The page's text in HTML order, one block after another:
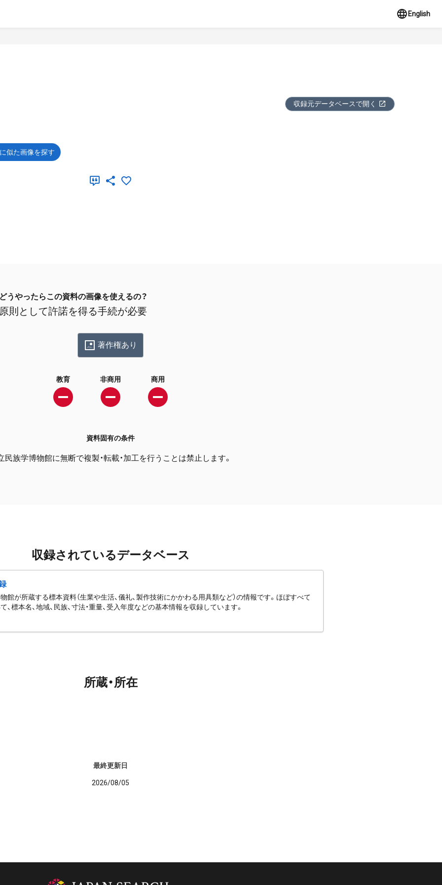
English
収録元データベースで開く
似た画像を探す
どうやったらこの資料の画像を使えるの？
原則として許諾を得る手続が必要
著作権あり
教育 非商用 商用
資料固有の条件
民族学博物館に無断で複製・転載・加工を行うことは禁止します。
収録されているデータベース
館が所蔵する標本資料（生業や生活、儀礼、製作技術にかかわる用具類など）の情報です。ほぼすべて
、標本名、地域、民族、寸法・重量、受入年度などの基本情報を収録しています。
所蔵・所在
最終更新日
2026/08/05